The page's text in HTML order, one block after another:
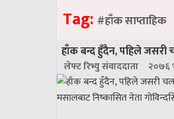
Tag: #हाँक साप्ताहिक
हाँक बन्द हुँदैन, पहिले जसरी
लेफ्ट रिभ्यु संवाददाता २०७६